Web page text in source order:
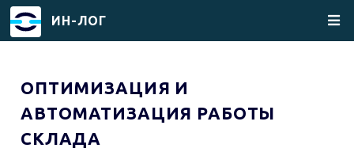
основному
содержанию
ИН-ЛОГ
ОПТИМИЗАЦИЯ И
АВТОМАТИЗАЦИЯ РАБОТЫ
СКЛАДА